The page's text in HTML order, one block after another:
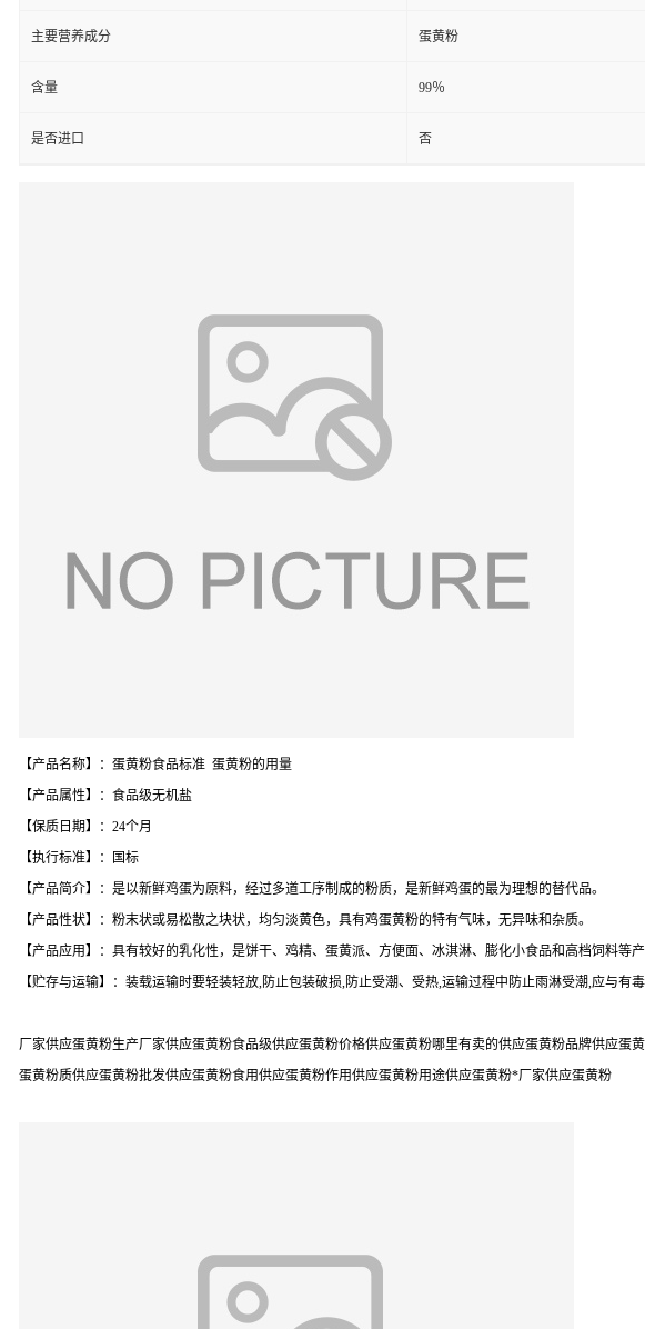
主要营养成分 蛋黄粉
含量 99％
是否进口 否
【产品名称】：蛋黄粉食品标准 蛋黄粉的用量
【产品属性】：食品级无机盐
【保质日期】：24个月
【执行标准】：国标
【产品简介】：是以新鲜鸡蛋为原料，经过多道工序制成的粉质，是新鲜鸡蛋的最为理想的替代品。
【产品性状】：粉末状或易松散之块状，均匀淡黄色，具有鸡蛋黄粉的特有气味，无异味和杂质。
【产品应用】：具有较好的乳化性，是饼干、鸡精、蛋黄派、方便面、冰淇淋、膨化小食品和高档饲料等
【贮存与运输】：装载运输时要轻装轻放,防止包装破损,防止受潮、受热,运输过程中防止雨淋受潮,应与有
厂家供应蛋黄粉生产厂家供应蛋黄粉食品级供应蛋黄粉价格供应蛋黄粉哪里有卖的供应蛋黄粉品牌供应
蛋黄粉质供应蛋黄粉批发供应蛋黄粉食用供应蛋黄粉作用供应蛋黄粉用途供应蛋黄粉*厂家供应蛋黄粉